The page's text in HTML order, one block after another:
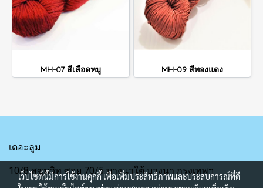
MH-07 สีเลือดหมู MH-09 สีทองแดง
เดอะลูม
10/8 สุขุมวิท ซอย 70/5 บางนาใต้ บางนา กรุงเทพฯ
เว็บไซต์นี้มีการใช้งานคุกกี้ เพื่อเพิ่มประสิทธิภาพและประสบการณ์ที่ดี